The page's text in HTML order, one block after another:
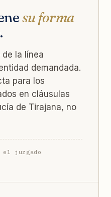
su forma
la línea
demandada.
para los
en cláusulas
de Tirajana, no
el juzgado